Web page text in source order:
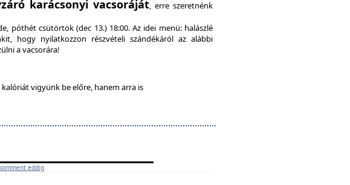
karácsonyi vacsoráját, erre szeretnénk
póthét csütörtök (dec 13.) 18:00. Az idei menü: halászlé
hogy nyilatkozzon részvételi szándékáról az alábbi
a vacsorára!
vigyünk be előre, hanem arra is
eddig